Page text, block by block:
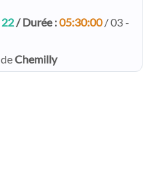
22/ Durée :05:30:00/ 03 -
deChemilly